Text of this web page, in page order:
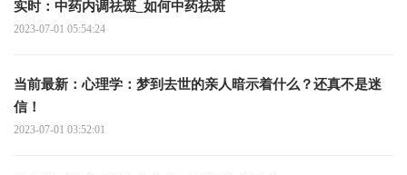
实时：中药内调祛斑_如何中药祛斑
2023-07-01 05:54:24
当前最新：心理学：梦到去世的亲人暗示着什么？还真不是迷
信！
2023-07-01 03:52:01